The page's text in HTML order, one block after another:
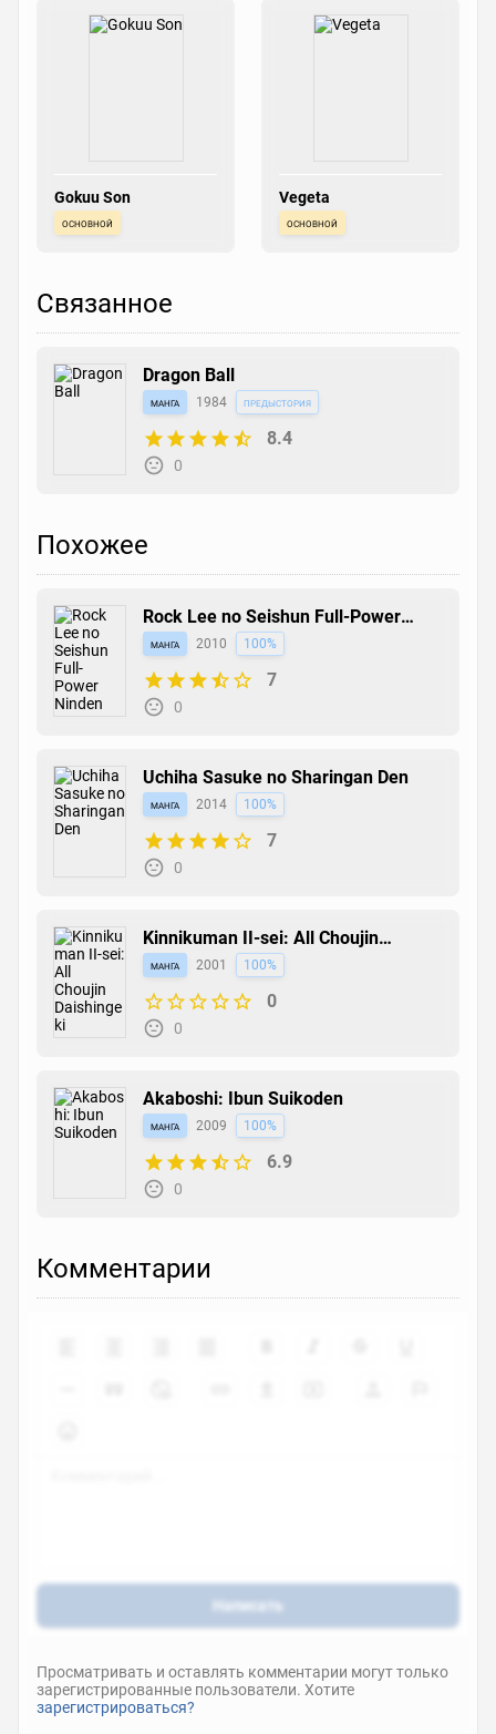
Gokuu Son
основной
Vegeta
основной
Связанное
Dragon Ball
манга 1984 предыстория
8.4
0
Похожее
Rock Lee no Seishun Full-Power
Ninden
манга 2010 100%
7
0
Uchiha Sasuke no Sharingan Den
манга 2014 100%
7
0
Kinnikuman II-sei: All Choujin
Daishingeki
манга 2001 100%
0
0
Akaboshi: Ibun Suikoden
манга 2009 100%
6.9
0
Комментарии
Написать
Просматривать и оставлять комментарии могут только
зарегистрированные пользователи. Хотите
зарегистрироваться?